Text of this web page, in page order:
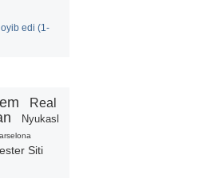
edi (1-
Real
Nyukasl
Siti